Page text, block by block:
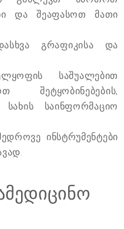
და შეაფასოთ მათი
გრაფიკისა და
საშუალებით
შეტყობინებების,
სახის საინფორმაციო
ინსტრუმენტები